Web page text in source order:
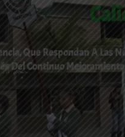
Que Respondan A Las
Del Continuo